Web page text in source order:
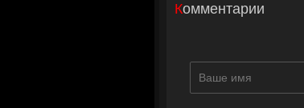
Комментарии